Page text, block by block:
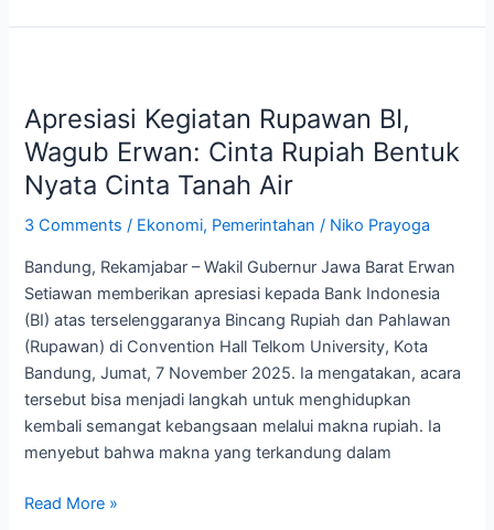
Apresiasi Kegiatan Rupawan BI,
Wagub Erwan: Cinta Rupiah Bentuk
Nyata Cinta Tanah Air
3 Comments / Ekonomi, Pemerintahan / Niko Prayoga
Bandung, Rekamjabar – Wakil Gubernur Jawa Barat Erwan
Setiawan memberikan apresiasi kepada Bank Indonesia
(BI) atas terselenggaranya Bincang Rupiah dan Pahlawan
(Rupawan) di Convention Hall Telkom University, Kota
Bandung, Jumat, 7 November 2025. Ia mengatakan, acara
tersebut bisa menjadi langkah untuk menghidupkan
kembali semangat kebangsaan melalui makna rupiah. Ia
menyebut bahwa makna yang terkandung dalam
Rupawan
BI,
Wagub
Erwan:
Cinta
Bentuk
Nyata
Cinta
Tanah
Air
Read More »